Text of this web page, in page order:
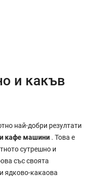
и какъв
най-добри резултати
кафе машини . Това е
сутрешно и
със своята
ядково-какаова